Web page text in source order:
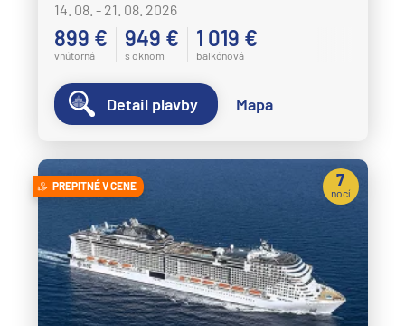
14. 08. - 21. 08. 2026
899 €
vnútorná
949 €
s oknom
1 019 €
balkónová
Detail plavby Mapa
PREPITNÉ V CENE 7
nocí